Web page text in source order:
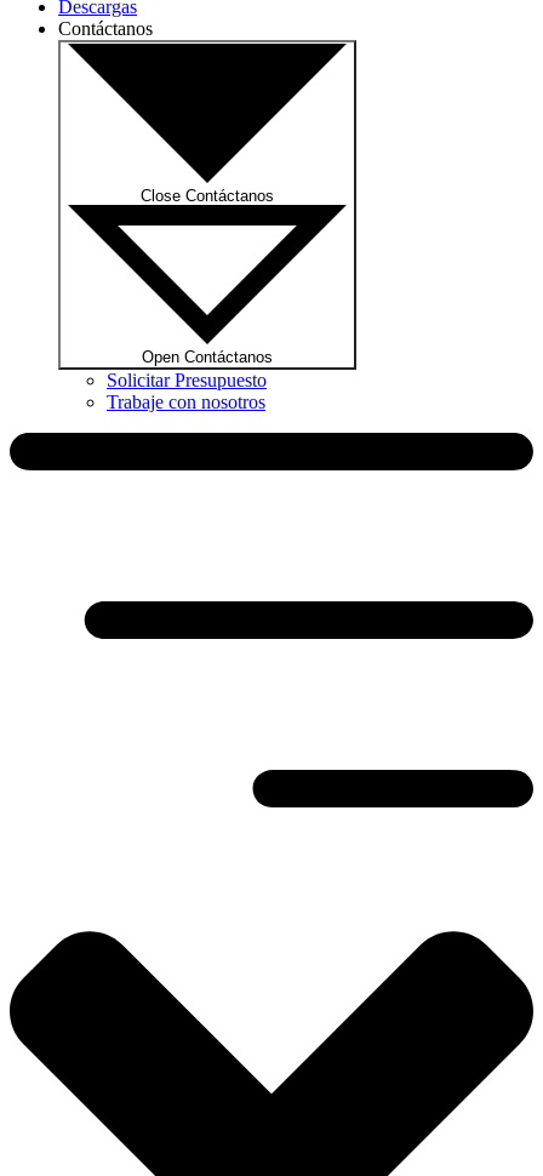
Descargas
Contáctanos
Close Contáctanos
Open Contáctanos
Solicitar Presupuesto
Trabaje con nosotros